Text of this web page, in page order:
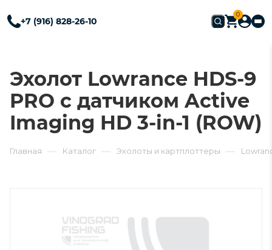
+7 (916) 828-26-10
0
Эхолот Lowrance HDS-9
PRO с датчиком Active
Imaging HD 3-in-1 (ROW)
Главная — Каталог — Эхолоты и картплоттеры —